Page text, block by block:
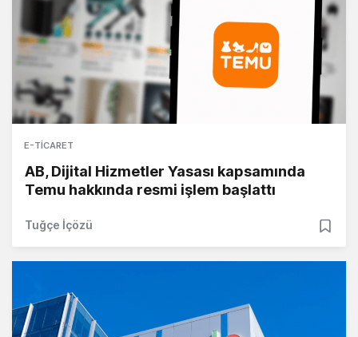
E-TICARET
AB, Dijital Hizmetler Yasası kapsamında
Temu hakkında resmi işlem başlattı
Tuğçe İçözü